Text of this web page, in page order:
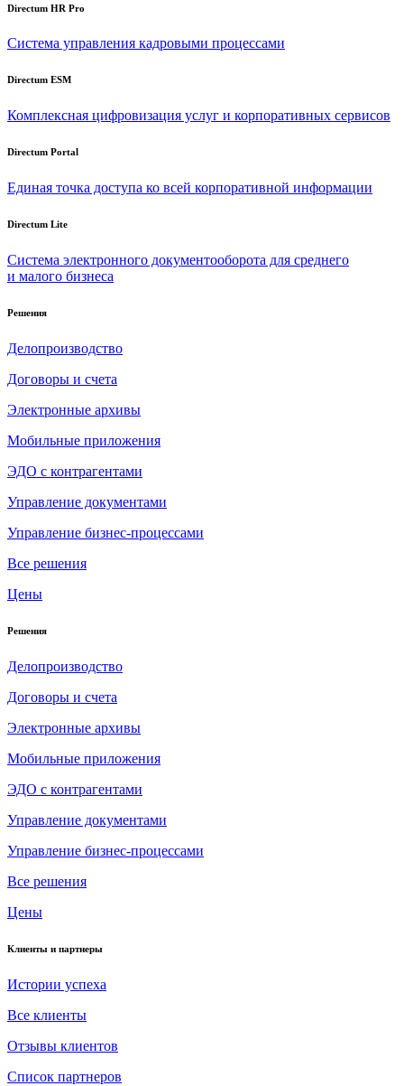
Directum HR Pro
Система управления кадровыми процессами
Directum ESM
Комплексная цифровизация услуг и корпоративных сервисов
Directum Portal
Единая точка доступа ко всей корпоративной информации
Directum Lite
Система электронного документооборота для среднего
и малого бизнеса
Решения
Делопроизводство
Договоры и счета
Электронные архивы
Мобильные приложения
ЭДО с контрагентами
Управление документами
Управление бизнес-процессами
Все решения
Цены
Решения
Делопроизводство
Договоры и счета
Электронные архивы
Мобильные приложения
ЭДО с контрагентами
Управление документами
Управление бизнес-процессами
Все решения
Цены
Клиенты и партнеры
Истории успеха
Все клиенты
Отзывы клиентов
Список партнеров